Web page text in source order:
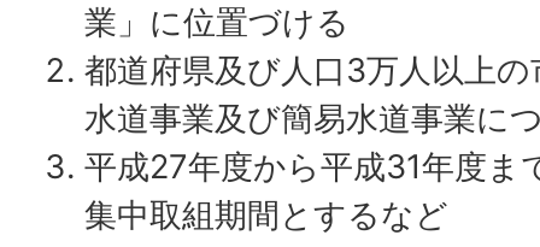
業」に位置づける
都道府県及び人口3万人以上
水道事業及び簡易水道事業に
平成27年度から平成31年度ま
集中取組期間とするなど